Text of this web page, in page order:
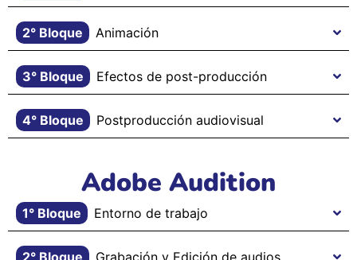
2° Bloque Animación
3° Bloque Efectos de post-producción
4° Bloque Postproducción audiovisual
Adobe Audition
1° Bloque Entorno de trabajo